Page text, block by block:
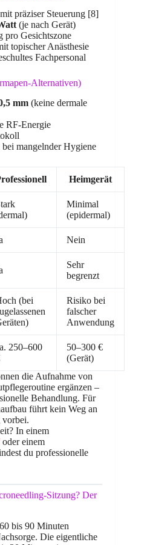
mit präziser Steuerung [8]
(je nach Gerät)
pro Gesichtszone
topischer Anästhesie
Fachpersonal
Alternativen)
mm (keine dermale
RF-Energie
mangelnder Hygiene
Heimgerät
Minimal
(epidermal)
Nein
Sehr
begrenzt
(bei
Risiko bei
falscher
Anwendung
250–600
50–300 €
(Gerät)
die Aufnahme von
ergänzen –
Behandlung. Für
führt kein Weg an
vorbei.
In einem
oder einem
du professionelle
Sitzung? Der
bis 90 Minuten
Die eigentliche